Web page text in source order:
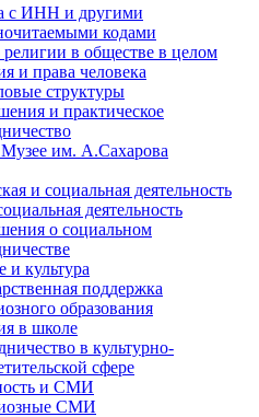
с ИНН и другими
кодами
в обществе в целом
и права человека
структуры
и практическое
им. А.Сахарова
и социальная деятельность
деятельность
о социальном
и культура
поддержка
образования
в школе
в культурно-
сфере
и СМИ
СМИ